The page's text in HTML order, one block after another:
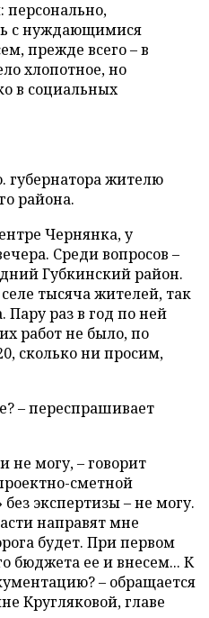
персонально,
с нуждающимися
прежде всего – в
хлопотное, но
в социальных
губернатора жителю
района.
Чернянка, у
Среди вопросов –
Губкинский район.
тысяча жителей, так
Пару раз в год по ней
работ не было, по
сколько ни просим,
– переспрашивает
не могу, – говорит
сметной
экспертизы – не могу.
направят мне
будет. При первом
бюджета ее и внесем... К
– обращается
Кругляковой, главе